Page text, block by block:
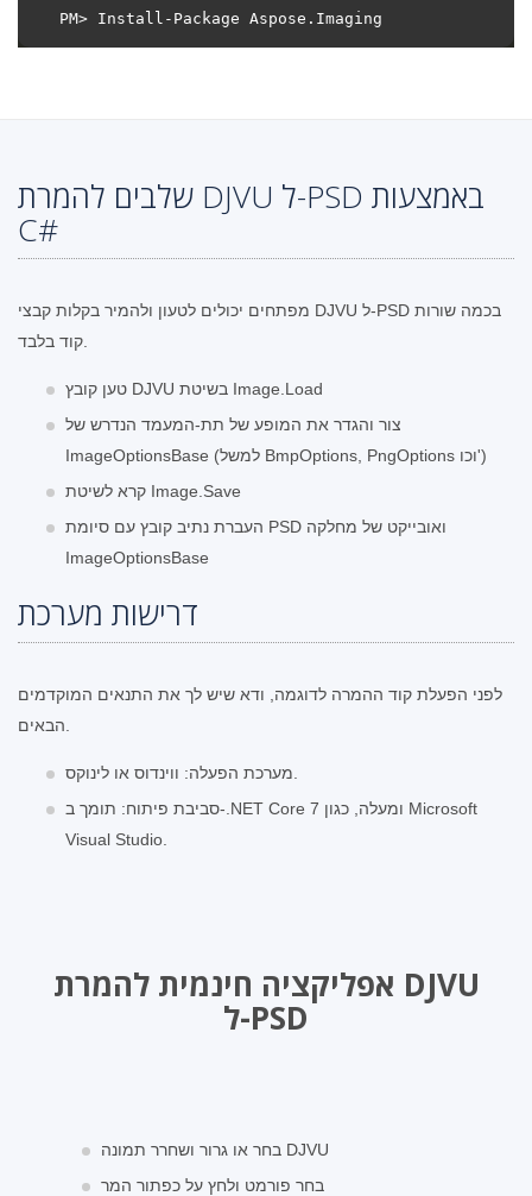
שלבים להמרת DJVU ל-PSD באמצעות
C#
מפתחים יכולים לטעון ולהמיר בקלות קבצי DJVU ל-PSD בכמה שורות
טען קובץ DJVU בשיטת Image.Load
צור והגדר את המופע של תת-המעמד הנדרש של
ImageOptionsBase (למשל BmpOptions, PngOptions וכו')
קרא לשיטת Image.Save
העברת נתיב קובץ עם סיומת PSD ואובייקט של מחלקה
ImageOptionsBase
דרישות מערכת
לפני הפעלת קוד ההמרה לדוגמה, ודא שיש לך את התנאים המוקדמים
סביבת פיתוח: תומך ב-.NET Core 7 ומעלה, כגון Microsoft
Visual Studio.
אפליקציה חינמית להמרת DJVU
ל-PSD
בחר או גרור ושחרר תמונה DJVU
בחר פורמט ולחץ על כפתור המר